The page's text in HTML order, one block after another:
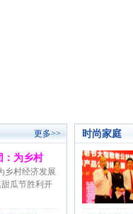
更多>>
：为乡村
乡村经济发展
瓜节胜利开
时尚家庭